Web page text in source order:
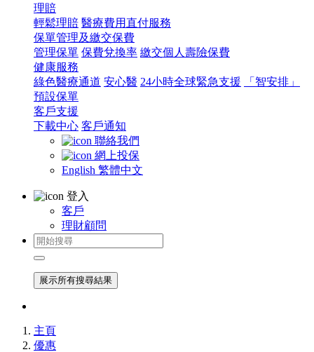
理賠
輕鬆理賠 醫療費用直付服務
保單管理及繳交保費
管理保單 保費兌換率 繳交個人壽險保費
健康服務
綠色醫療通道 安心醫 24小時全球緊急支援
「智安排」
預設保單
客戶支援
下載中心 客戶通知
聯絡我們
網上投保
English 繁體中文
登入
客戶
理財顧問
展示所有搜尋結果
主頁
優惠